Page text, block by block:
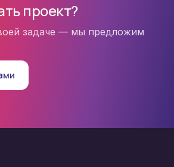
проект?
задаче — мы предложим